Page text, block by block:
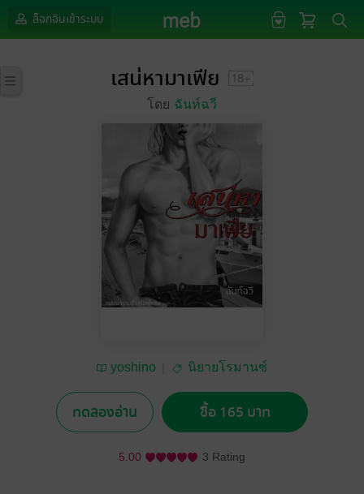
ล็อกอินเข้าระบบ
เสน่หามาเฟีย
โดย ฉันท์ฉวี
yoshino นิยายโรมานซ์
ทดลองอ่าน ซื้อ 165 บาท
5.00 3 Rating